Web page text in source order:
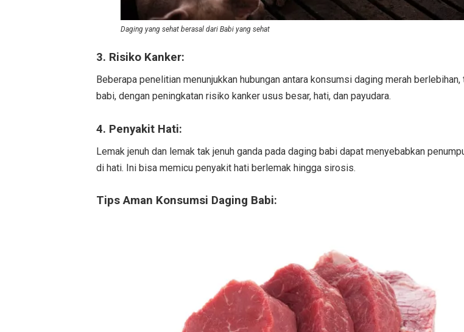
Daging yang sehat berasal dari Babi yang sehat
3. Risiko Kanker:
Beberapa penelitian menunjukkan hubungan antara konsumsi daging merah
babi, dengan peningkatan risiko kanker usus besar, hati, dan payudara.
4. Penyakit Hati:
Lemak jenuh dan lemak tak jenuh ganda pada daging babi dapat menyebabkan
di hati. Ini bisa memicu penyakit hati berlemak hingga sirosis.
Tips Aman Konsumsi Daging Babi: